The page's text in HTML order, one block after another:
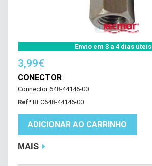
Envio em 3 a 4 dias úteis
3,99€
CONECTOR
Connector 648-44146-00
Refª REC648-44146-00
ADICIONAR AO CARRINHO
MAIS